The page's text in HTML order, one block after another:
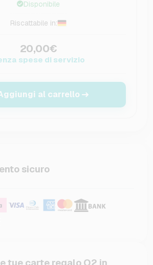
Disponibile
Riscattabile in:
20,00€
spese di servizio
al carrello
sicuro